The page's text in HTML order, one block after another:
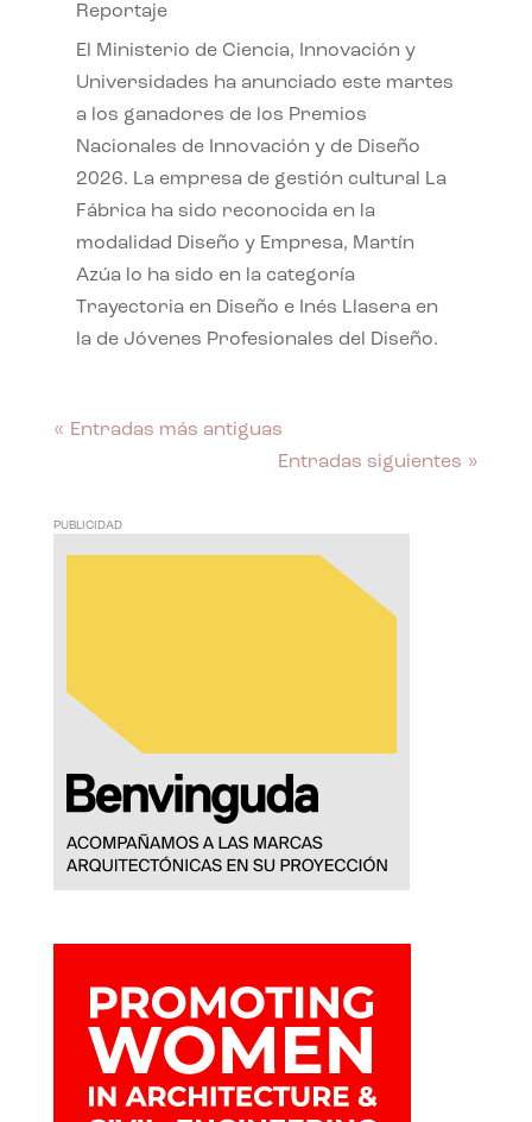
Reportaje
El Ministerio de Ciencia, Innovación y
Universidades ha anunciado este martes
a los ganadores de los Premios
Nacionales de Innovación y de Diseño
2026. La empresa de gestión cultural La
Fábrica ha sido reconocida en la
modalidad Diseño y Empresa, Martín
Azúa lo ha sido en la categoría
Trayectoria en Diseño e Inés Llasera en
la de Jóvenes Profesionales del Diseño.
« Entradas más antiguas
Entradas siguientes »
PUBLICIDAD